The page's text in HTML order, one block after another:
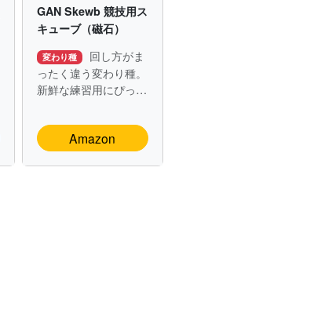
GAN Skewb 競技用ス
キューブ（磁石）
変わり種
回し方がま
ったく違う変わり種。
新鮮な練習用にぴった
Amazon